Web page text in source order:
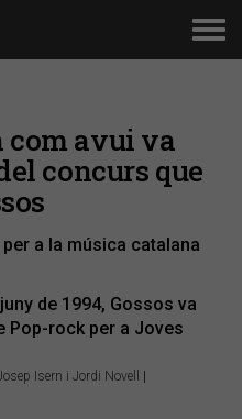
com avui va
concurs que
a la música catalana
de 1994, Gossos va
Pop-rock per a Joves
Isern i Jordi Novell